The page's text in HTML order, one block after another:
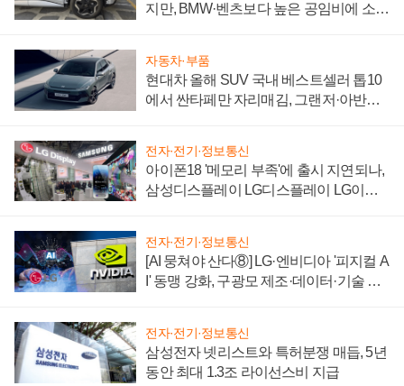
지만, BMW·벤츠보다 높은 공임비에 소비
자동차·부품
현대차 올해 SUV 국내 베스트셀러 톱10
에서 싼타페만 자리매김, 그랜저·아반떼
전자·전기·정보통신
아이폰18 '메모리 부족'에 출시 지연되나,
삼성디스플레이 LG디스플레이 LG이노
전자·전기·정보통신
[AI 뭉쳐야 산다⑧] LG·엔비디아 '피지컬 A
I' 동맹 강화, 구광모 제조·데이터·기술 결
전자·전기·정보통신
삼성전자 넷리스트와 특허분쟁 매듭, 5년
동안 최대 1.3조 라이선스비 지급